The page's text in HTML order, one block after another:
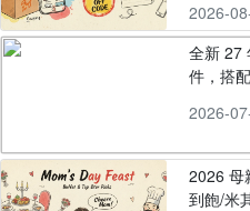
2026-
全新 27
件，搭
2026-
2026 母
到飽/米